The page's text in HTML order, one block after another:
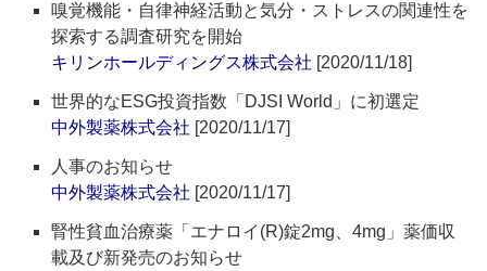
嗅覚機能・自律神経活動と気分・ストレスの関連性を
探索する調査研究を開始
キリンホールディングス株式会社 [2020/11/18]
世界的なESG投資指数「DJSI World」に初選定
中外製薬株式会社 [2020/11/17]
人事のお知らせ
中外製薬株式会社 [2020/11/17]
腎性貧血治療薬「エナロイ(R)錠2mg、4mg」薬価収
載及び新発売のお知らせ